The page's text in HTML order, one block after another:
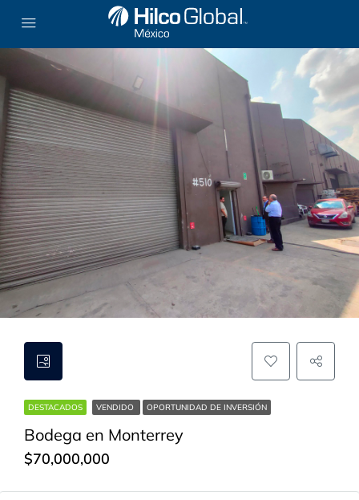
DESTACADOS VENDIDO OPORTUNIDAD DE INVERSIÓN
Bodega en Monterrey
$70,000,000